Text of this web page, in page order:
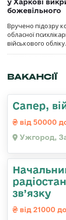
у Харкові
божевільного
Вручено підозру
обласної
військового обліку.
ВАКАНСІЇ
Сапер,
від 50000
Ужгород,
зв’язку
від 21000